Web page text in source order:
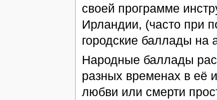
своей программе
Ирландии, (часто при
городские баллады на
Народные баллады
разных временах в её
любви или смерти